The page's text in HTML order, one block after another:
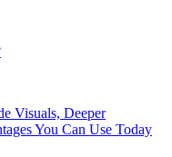
Visuals, Deeper
You Can Use Today